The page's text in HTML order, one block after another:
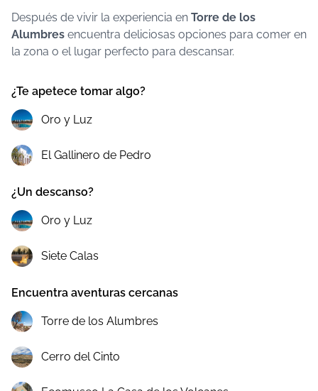
Después de vivir la experiencia en Torre de los
Alumbres encuentra deliciosas opciones para comer en
la zona o el lugar perfecto para descansar.
¿Te apetece tomar algo?
Oro y Luz
El Gallinero de Pedro
¿Un descanso?
Oro y Luz
Siete Calas
Encuentra aventuras cercanas
Torre de los Alumbres
Cerro del Cinto